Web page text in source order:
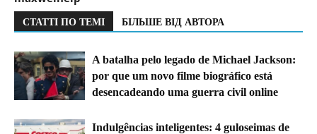
СТАТТІ ПО ТЕМІ БІЛЬШЕ ВІД АВТОРА
A batalha pelo legado de Michael Jackson:
por que um novo filme biográfico está
desencadeando uma guerra civil online
Indulgências inteligentes: 4 guloseimas de